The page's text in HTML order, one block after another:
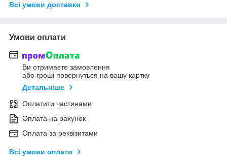
Всі умови доставки
Умови оплати
Ви отримаєте замовлення
або гроші повернуться на вашу картку
Детальніше
Оплатити частинами
Оплата на рахунок
Оплата за реквізитами
Всі умови оплати